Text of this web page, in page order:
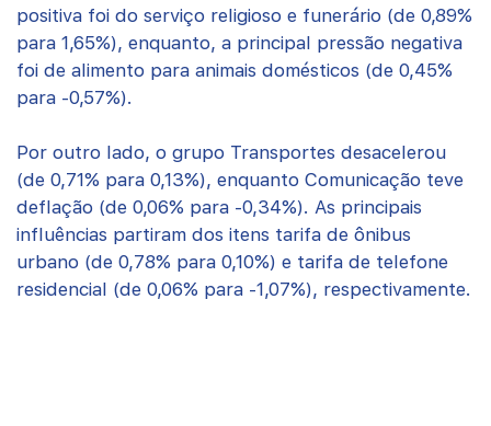
positiva foi do serviço religioso e funerário (de 0,89%
para 1,65%), enquanto, a principal pressão negativa
foi de alimento para animais domésticos (de 0,45%
para -0,57%).
Por outro lado, o grupo Transportes desacelerou
(de 0,71% para 0,13%), enquanto Comunicação teve
deflação (de 0,06% para -0,34%). As principais
influências partiram dos itens tarifa de ônibus
urbano (de 0,78% para 0,10%) e tarifa de telefone
residencial (de 0,06% para -1,07%), respectivamente.